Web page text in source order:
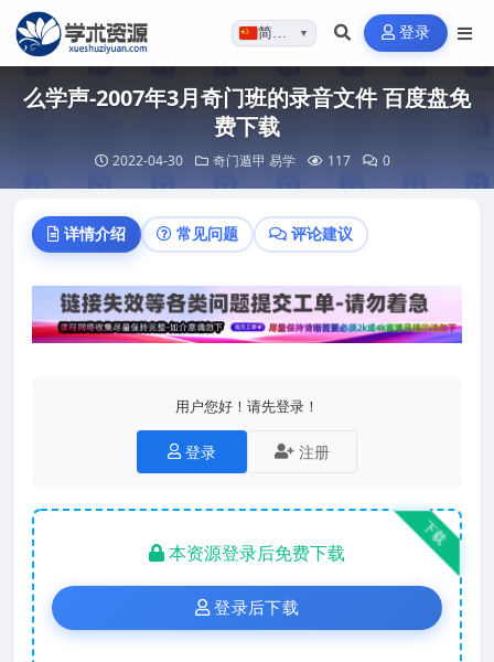
简体…▼ 登录
么学声-2007年3月奇门班的录音文件 百度盘免
费下载
2022-04-30 奇门遁甲 易学 117 0
详情介绍 常见问题 评论建议
用户您好！请先登录！
登录 注册
下载
本资源登录后免费下载
登录后下载